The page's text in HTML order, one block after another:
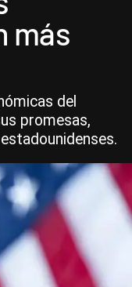
más
del
promesas,